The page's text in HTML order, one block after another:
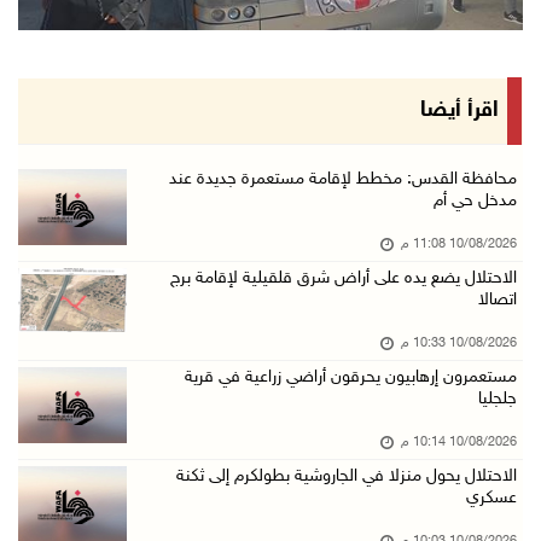
"مقاومة الجدار": الاحتلال يستكمل تحويل البؤر ...
دولة فلسطين تعرب عن تضامنها مع كولومبيا إثر ا ...
الاحتلال يعتقل شقيقين من الأغوار الشمالية
مستعمرون إرهابيون يواصلون حصار منزل في بلدة ق ...
10/آب/2026 07:45 م
مرضى يعودون لغزة بعد رحلة علاج بالضفة
10/آب/2026 07:22 م
مستعمرون إرهابيون يجرفون أراضي في سالم شرق نا ...
اقرأ أيضا
محافظة القدس: مخطط لإقامة مستعمرة جديدة عند
مدخل حي أم
10/08/2026 11:08 م
الاحتلال يضع يده على أراض شرق قلقيلية لإقامة برج
اتصالا
10/08/2026 10:33 م
مستعمرون إرهابيون يحرقون أراضي زراعية في قرية
جلجليا
10/08/2026 10:14 م
الاحتلال يحول منزلا في الجاروشية بطولكرم إلى ثكنة
عسكري